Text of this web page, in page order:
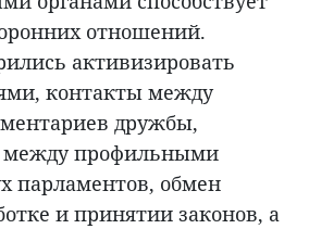
отношений.
активизировать
контакты между
дружбы,
между профильными
парламентов, обмен
и принятии законов, а